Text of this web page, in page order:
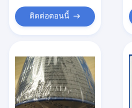
กระดาษกันน้ำมัน
สายพานพีวีซี
ปรางน้ํามันอุตสาหกรรม
สําหรับการปิด
ติดต่อตอนนี้